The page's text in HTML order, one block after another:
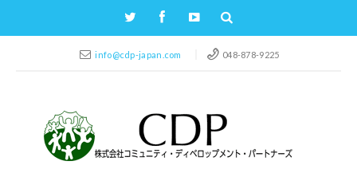
info@cdp-japan.com 048-878-9225